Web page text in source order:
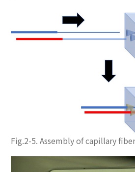
Fig.2-5. Assembly of capillary